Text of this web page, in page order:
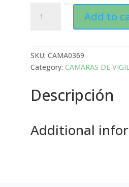
DH-
PFS3005-
L
quantity
Add to
SKU: CAMA0369
Category: CAMARAS DE
Descripción
Additional